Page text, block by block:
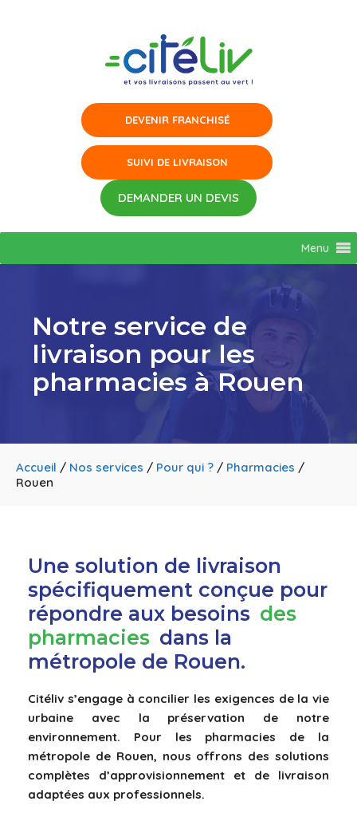
Menu
Notre service de
livraison pour les
pharmacies à Rouen
Accueil / Nos services / Pour qui ? / Pharmacies /
Rouen
Une solution de livraison
spécifiquement conçue pour
répondre aux besoins des
pharmacies dans la
métropole de Rouen.
Citéliv s’engage à concilier les exigences de la vie
urbaine avec la préservation de notre
environnement. Pour les pharmacies de la
métropole de Rouen, nous offrons des solutions
complètes d’approvisionnement et de livraison
adaptées aux professionnels.